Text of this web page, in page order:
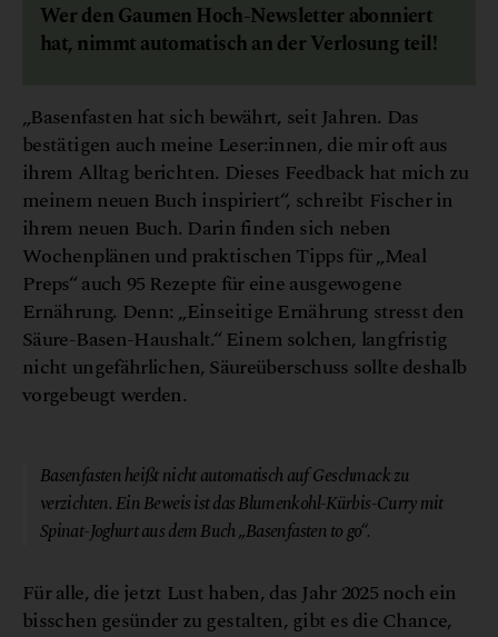
Wer den Gaumen Hoch-Newsletter abonniert
hat, nimmt automatisch an der Verlosung teil!
„Basenfasten hat sich bewährt, seit Jahren. Das
bestätigen auch meine Leser:innen, die mir oft aus
ihrem Alltag berichten. Dieses Feedback hat mich zu
meinem neuen Buch inspiriert“, schreibt Fischer in
ihrem neuen Buch. Darin finden sich neben
Wochenplänen und praktischen Tipps für „Meal
Preps“ auch 95 Rezepte für eine ausgewogene
Ernährung. Denn: „Einseitige Ernährung stresst den
Säure-Basen-Haushalt.“ Einem solchen, langfristig
nicht ungefährlichen, Säureüberschuss sollte deshalb
vorgebeugt werden.
Basenfasten heißt nicht automatisch auf Geschmack zu
verzichten. Ein Beweis ist das Blumenkohl-Kürbis-Curry mit
Spinat-Joghurt aus dem Buch „Basenfasten to go“.
Für alle, die jetzt Lust haben, das Jahr 2025 noch ein
bisschen gesünder zu gestalten, gibt es die Chance,